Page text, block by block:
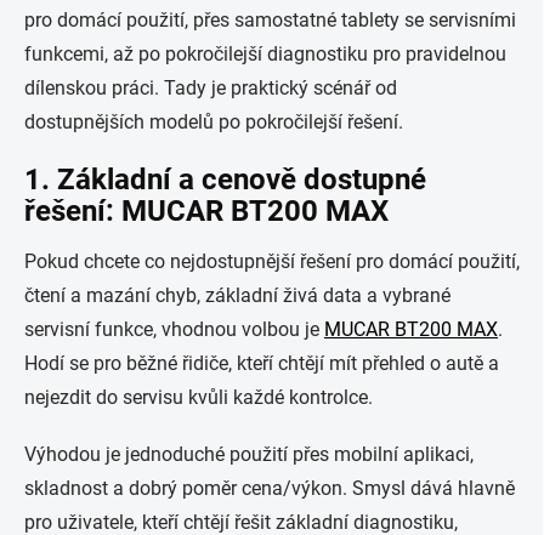
pro domácí použití, přes samostatné tablety se servisními
funkcemi, až po pokročilejší diagnostiku pro pravidelnou
dílenskou práci. Tady je praktický scénář od
dostupnějších modelů po pokročilejší řešení.
1. Základní a cenově dostupné
řešení: MUCAR BT200 MAX
Pokud chcete co nejdostupnější řešení pro domácí použití,
čtení a mazání chyb, základní živá data a vybrané
servisní funkce, vhodnou volbou je MUCAR BT200 MAX.
Hodí se pro běžné řidiče, kteří chtějí mít přehled o autě a
nejezdit do servisu kvůli každé kontrolce.
Výhodou je jednoduché použití přes mobilní aplikaci,
skladnost a dobrý poměr cena/výkon. Smysl dává hlavně
pro uživatele, kteří chtějí řešit základní diagnostiku,